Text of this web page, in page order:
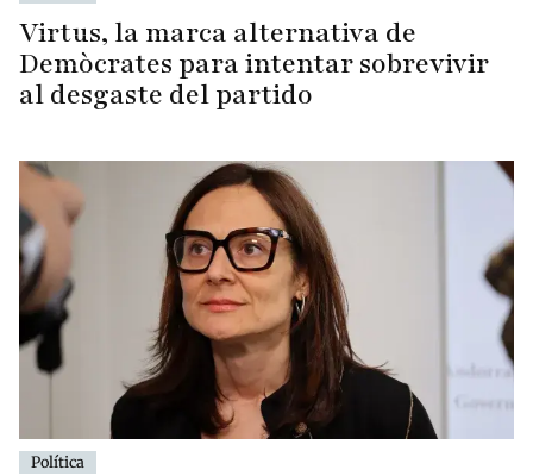
Virtus, la marca alternativa de
Demòcrates para intentar sobrevivir
al desgaste del partido
Política